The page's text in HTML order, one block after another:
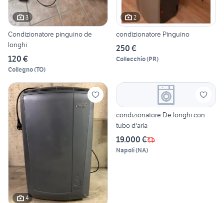
3
Condizionatore pinguino de
longhi
120 €
Collegno(TO)
2
condizionatore Pinguino
250 €
Collecchio(PR)
4
condizionatore De longhi con
tubo d'aria
19.000 €
Napoli(NA)